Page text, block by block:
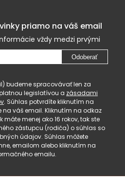
priamo na váš email
vždy medzi prvými
Odoberať
budeme spracovávať len za
legislatívou a zásadami
. Súhlas potvrdíte kliknutím na
na váš email. Kliknutím na odkaz
máte menej ako 16 rokov, tak ste
zástupcu (rodiča) o súhlas so
údajov. Súhlas môžete
emailom alebo kliknutím na
emailu.